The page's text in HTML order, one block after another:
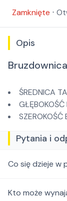
Zamknięte ⋅
Opis
ŚREDNICA
Pytania i
Co się dzieje w
Kto może